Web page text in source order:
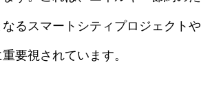
るスマートシティプロジェクトや
要視されています。